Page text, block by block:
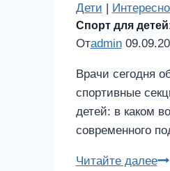
Дети |
Спорт для
Отadmin
Врачи сегодня
спортивные
детей: в каком
современного
Читайте далее